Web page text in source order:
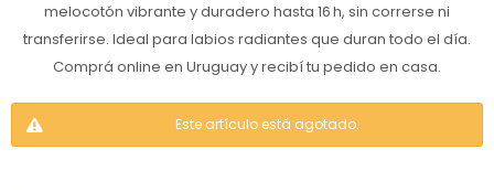
melocotón vibrante y duradero hasta 16 h, sin correrse ni
transferirse. Ideal para labios radiantes que duran todo el día.
Comprá online en Uruguay y recibí tu pedido en casa.
Este artículo está agotado.